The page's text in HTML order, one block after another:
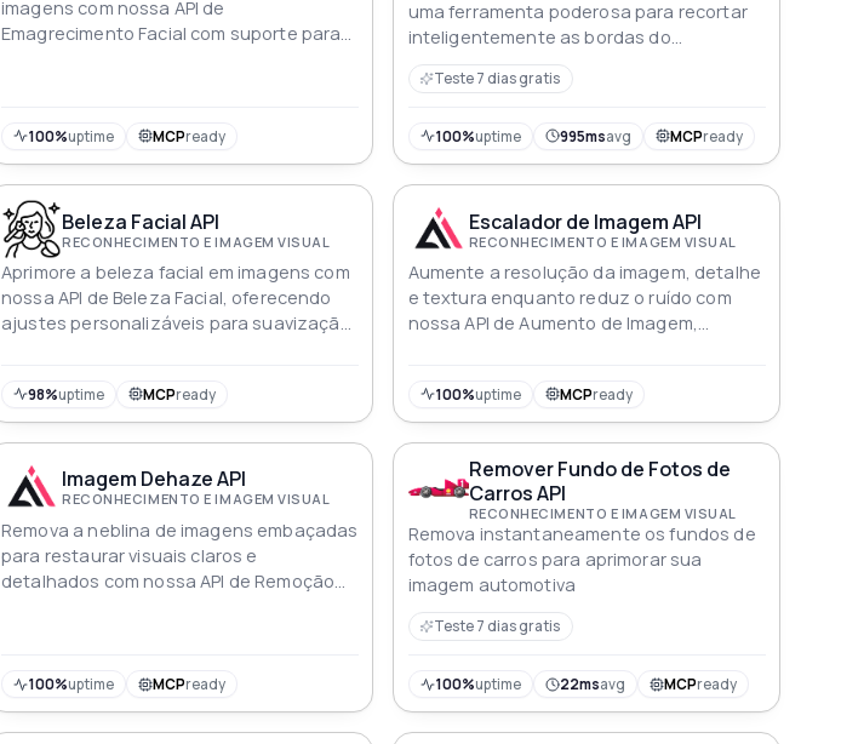
imagens com nossa API de
Emagrecimento Facial com suporte para
100%uptime MCPready
uma ferramenta poderosa para recortar
inteligentemente as bordas do
documento principal em uma foto
enquanto melhora a imagem para
avançados para detectar com precisão
as bordas do documento e remover
qualquer fundo desnecessário
resultando em uma imagem mais limpa e
com aparência mais profissional
Teste 7 dias gratis
100%uptime 995msavg MCPready
Beleza Facial API
RECONHECIMENTO E IMAGEM VISUAL
Aprimore a beleza facial em imagens com
nossa API de Beleza Facial, oferecendo
ajustes personalizáveis para suavização
98%uptime MCPready
Escalador de Imagem API
RECONHECIMENTO E IMAGEM VISUAL
Aumente a resolução da imagem, detalhe
e textura enquanto reduz o ruído com
nossa API de Aumento de Imagem,
100%uptime MCPready
Imagem Dehaze API
RECONHECIMENTO E IMAGEM VISUAL
Remova a neblina de imagens embaçadas
para restaurar visuais claros e
detalhados com nossa API de Remoção
100%uptime MCPready
Remover Fundo de Fotos de
Carros API
RECONHECIMENTO E IMAGEM VISUAL
Remova instantaneamente os fundos de
fotos de carros para aprimorar sua
imagem automotiva
Teste 7 dias gratis
100%uptime 22msavg MCPready